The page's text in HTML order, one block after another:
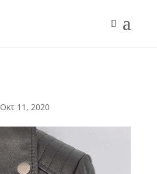
Οκτ 11, 2020